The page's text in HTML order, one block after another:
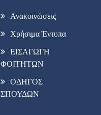
Ανακοινώσεις
Χρήσιμα Έντυπα
ΕΙΣΑΓΩΓΗ
ΦΟΙΤΗΤΩΝ
ΟΔΗΓΟΣ
ΣΠΟΥΔΩΝ